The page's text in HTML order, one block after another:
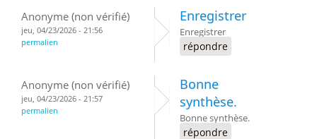
Anonyme (non vérifié)
jeu, 04/23/2026 - 21:56
permalien
Enregistrer
Enregistrer
répondre
Anonyme (non vérifié)
jeu, 04/23/2026 - 21:57
permalien
Bonne
synthèse.
Bonne synthèse.
répondre